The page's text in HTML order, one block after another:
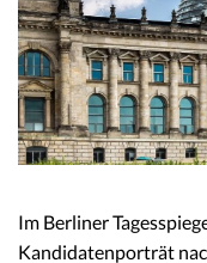
Im Berliner
Kandidatenporträt